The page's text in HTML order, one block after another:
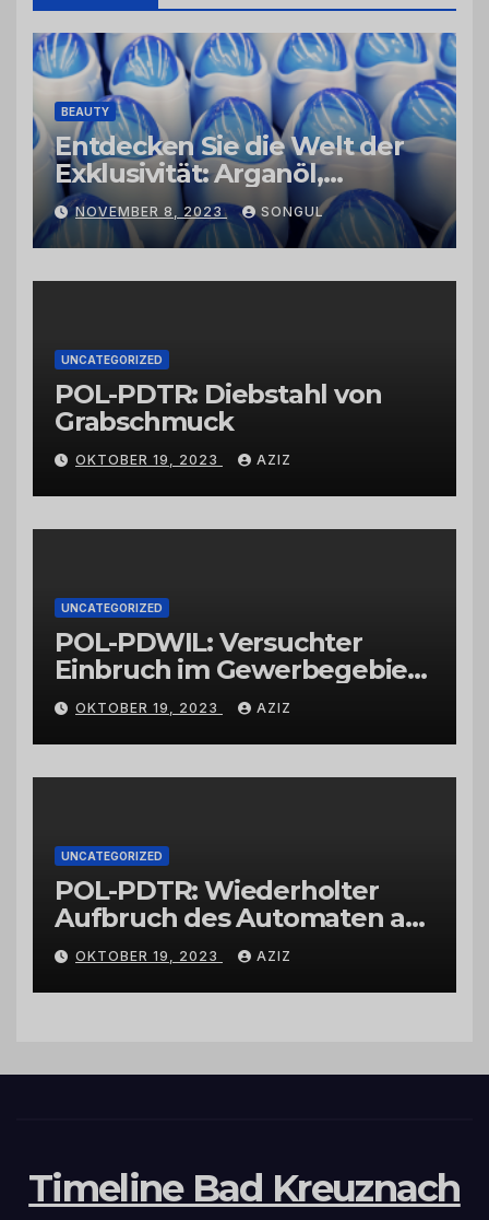
BEAUTY
Entdecken Sie die Welt der
Exklusivität: Arganöl,
Kaktusfeigenkernöl und
Schwarzkümmelöl von
vertrauenswürdigen
Großhändlern und Anbietern
NOVEMBER 8, 2023 SONGUL
UNCATEGORIZED
POL-PDTR: Diebstahl von
Grabschmuck
OKTOBER 19, 2023 AZIZ
UNCATEGORIZED
POL-PDWIL: Versuchter
Einbruch im Gewerbegebiet
Wittlich
OKTOBER 19, 2023 AZIZ
UNCATEGORIZED
POL-PDTR: Wiederholter
Aufbruch des Automaten am
Wohnmobilstellplatz in
Hermeskeil am Labachweg
OKTOBER 19, 2023 AZIZ
Timeline Bad Kreuznach